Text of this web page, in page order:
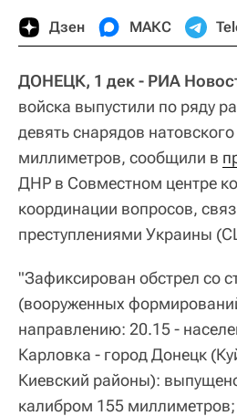
Дзен МАКС
ДОНЕЦК, 1 дек - РИА
войска выпустили по ряду
девять снарядов
миллиметров, сообщили в
ДНР в Совместном центре
координации вопросов,
преступлениями Украины
"Зафиксирован обстрел со
(вооруженных
направлению: 20.15 -
Карловка - город Донецк
Киевский районы):
калибром 155